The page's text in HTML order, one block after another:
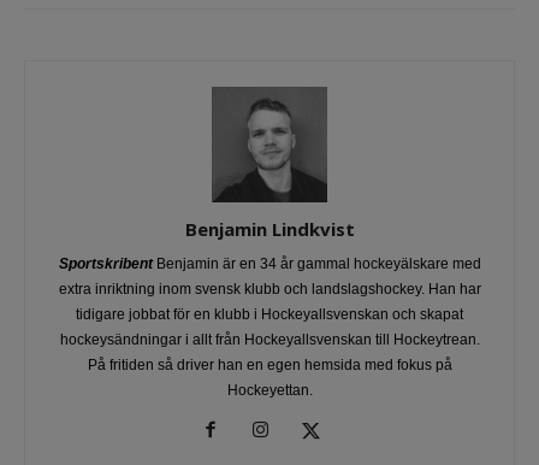
Benjamin Lindkvist
SportskribentBenjamin är en 34 år gammal hockeyälskare med
extra inriktning inom svensk klubb och landslagshockey. Han har
tidigare jobbat för en klubb i Hockeyallsvenskan och skapat
hockeysändningar i allt från Hockeyallsvenskan till Hockeytrean.
På fritiden så driver han en egen hemsida med fokus på
Hockeyettan.